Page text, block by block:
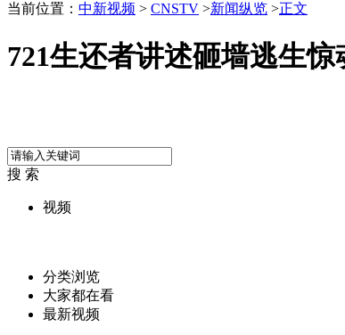
当前位置： 中新视频 > CNSTV >新闻纵览 >正文
721生还者讲述砸墙逃生惊
搜 索
视频
分类浏览
大家都在看
最新视频